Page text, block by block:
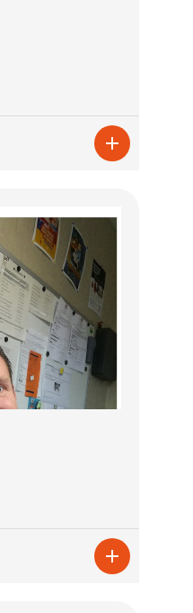

